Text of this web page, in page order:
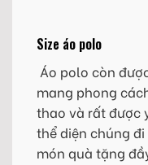
Size áo polo
Áo polo còn
mang phong
thao và rất được
thể diện chúng
món quà tặng